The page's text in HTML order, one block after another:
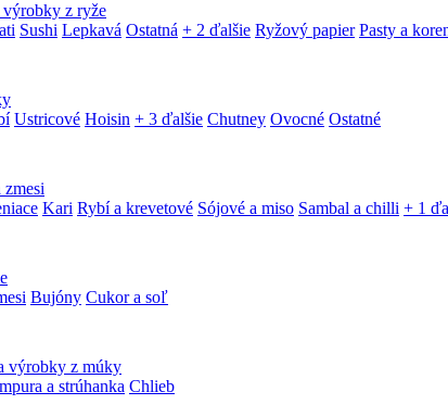
výrobky z ryže
Sushi Lepkavá Ostatná + 2 ďalšie Ryžový papier Pasty a
Ustricové Hoisin + 3 ďalšie Chutney Ovocné Ostatné
zmesi
Kari Rybí a krevetové Sójové a miso Sambal a chilli + 1
Bujóny Cukor a soľ
výrobky z múky
a strúhanka Chlieb